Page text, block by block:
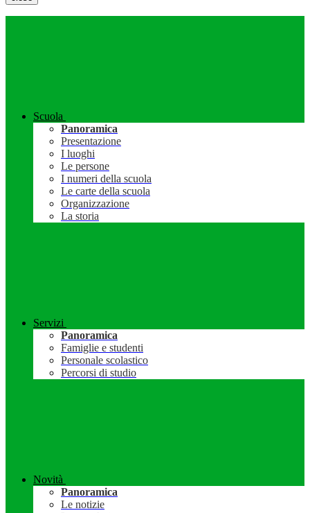
Scuola
Panoramica
Presentazione
I luoghi
Le persone
I numeri della scuola
Le carte della scuola
Organizzazione
La storia
Servizi
Panoramica
Famiglie e studenti
Personale scolastico
Percorsi di studio
Novità
Panoramica
Le notizie